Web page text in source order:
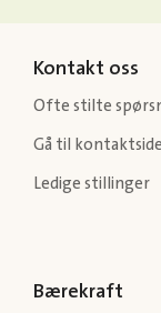
Kontakt oss
Ofte stilte
Gå til kontaktside
Ledige stillinger
Bærekraft